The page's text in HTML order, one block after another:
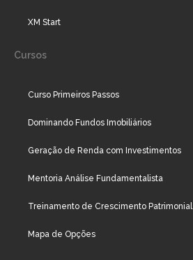
XM Start
Cursos
Curso Primeiros Passos
Dominando Fundos Imobiliários
Geração de Renda com Investimentos
Mentoria Análise Fundamentalista
Treinamento de Crescimento Patrimonial
Mapa de Opções